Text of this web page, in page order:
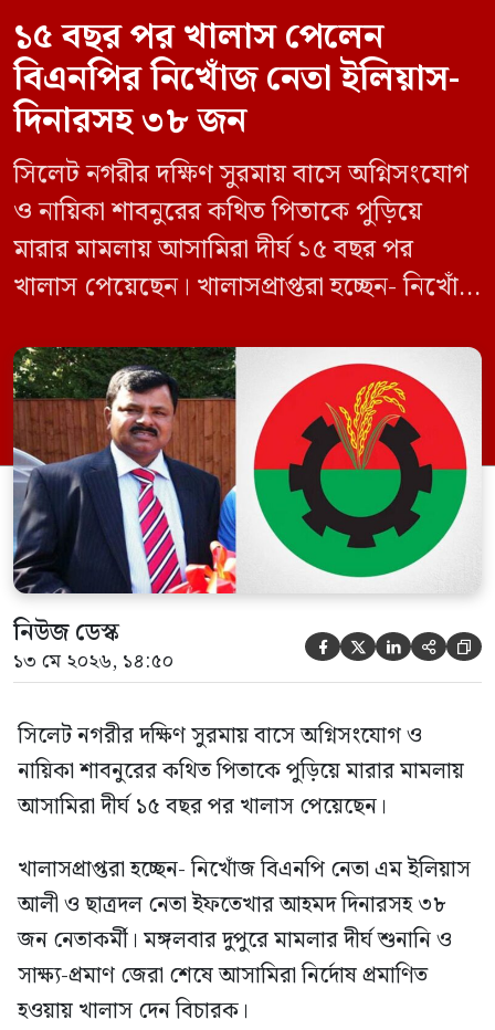
১৫ বছর পর খালাস পেলেন
বিএনপির নিখোঁজ নেতা ইলিয়াস-
দিনারসহ ৩৮ জন
সিলেট নগরীর দক্ষিণ সুরমায় বাসে অগ্নিসংযোগ
ও নায়িকা শাবনুরের কথিত পিতাকে পুড়িয়ে
মারার মামলায় আসামিরা দীর্ঘ ১৫ বছর পর
খালাস পেয়েছেন। খালাসপ্রাপ্তরা হচ্ছেন- নিখোঁজ
ইফতেখার আহমদ দিনারসহ ৩৮ জন নেতাকর্মী।
মঙ্গলবার দুপুরে মামলার দীর্ঘ শুনানি ও সাক্ষ্য-
প্রমাণ জেরা শেষে আসামিরা নির্দোষ প্রমাণিত
হওয়ায় খালাস দেন বিচারক। মানবপাচার […]
নিউজ ডেস্ক
১৩ মে ২০২৬, ১৪:৫০     
সিলেট নগরীর দক্ষিণ সুরমায় বাসে অগ্নিসংযোগ ও
নায়িকা শাবনুরের কথিত পিতাকে পুড়িয়ে মারার মামলায়
আসামিরা দীর্ঘ ১৫ বছর পর খালাস পেয়েছেন।
খালাসপ্রাপ্তরা হচ্ছেন- নিখোঁজ বিএনপি নেতা এম ইলিয়াস
আলী ও ছাত্রদল নেতা ইফতেখার আহমদ দিনারসহ ৩৮
জন নেতাকর্মী। মঙ্গলবার দুপুরে মামলার দীর্ঘ শুনানি ও
সাক্ষ্য-প্রমাণ জেরা শেষে আসামিরা নির্দোষ প্রমাণিত
হওয়ায় খালাস দেন বিচারক।